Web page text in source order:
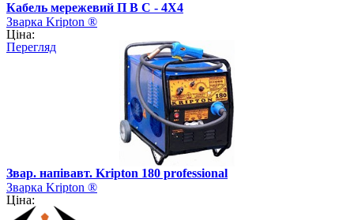
Кабель мережевий П В С - 4Х4
Зварка Kripton ®
Ціна:
Перегляд
Звар. напівавт. Kripton 180 professional
Зварка Kripton ®
Ціна: